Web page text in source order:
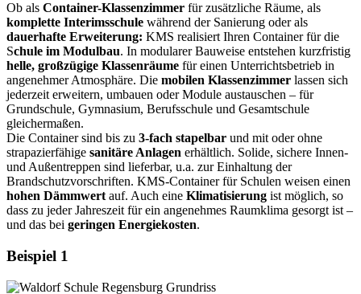
Ob als Container-Klassenzimmer für zusätzliche Räume, als
komplette Interimsschule während der Sanierung oder als
dauerhafte Erweiterung: KMS realisiert Ihren Container für die
Schule im Modulbau. In modularer Bauweise entstehen kurzfristig
helle, großzügige Klassenräume für einen Unterrichtsbetrieb in
angenehmer Atmosphäre. Die mobilen Klassenzimmer lassen sich
jederzeit erweitern, umbauen oder Module austauschen – für
Grundschule, Gymnasium, Berufsschule und Gesamtschule
gleichermaßen.
Die Container sind bis zu 3-fach stapelbar und mit oder ohne
strapazierfähige sanitäre Anlagen erhältlich. Solide, sichere Innen-
und Außentreppen sind lieferbar, u.a. zur Einhaltung der
Brandschutzvorschriften. KMS-Container für Schulen weisen einen
hohen Dämmwert auf. Auch eine Klimatisierung ist möglich, so
dass zu jeder Jahreszeit für ein angenehmes Raumklima gesorgt ist –
und das bei geringen Energiekosten.
Beispiel 1